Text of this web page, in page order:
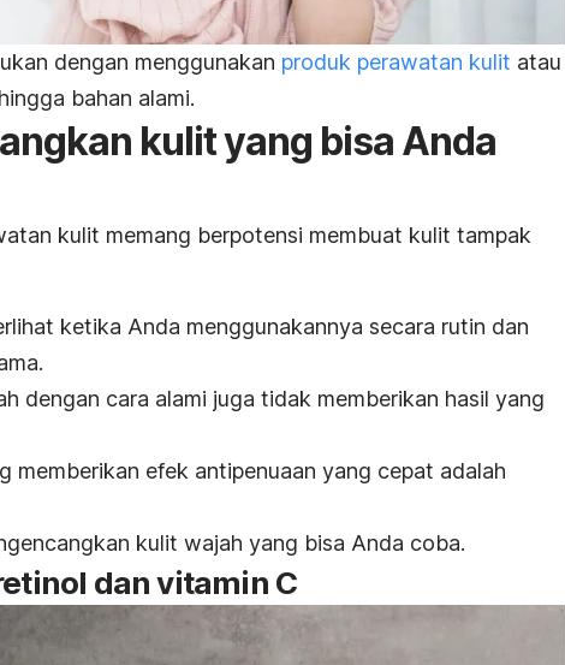
dengan menggunakan produk perawatan kulit atau
bahan alami.
kulit yang bisa Anda
kulit memang berpotensi membuat kulit tampak
ketika Anda menggunakannya secara rutin dan
dengan cara alami juga tidak memberikan hasil yang
memberikan efek antipenuaan yang cepat adalah
kulit wajah yang bisa Anda coba.
dan vitamin C